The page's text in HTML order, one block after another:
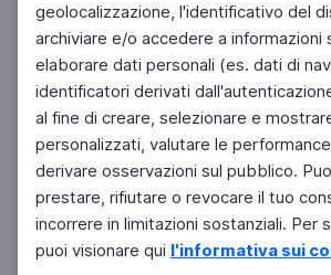
geolocalizzazione, l'identificativo del
archiviare e/o accedere a informazioni
elaborare dati personali (es. dati di
identificatori derivati
al fine di creare, selezionare e
personalizzati, valutare le
derivare osservazioni sul pubblico.
prestare, rifiutare o revocare il tuo
incorrere in limitazioni sostanziali. Per
puoi visionare qui l'informativa sui